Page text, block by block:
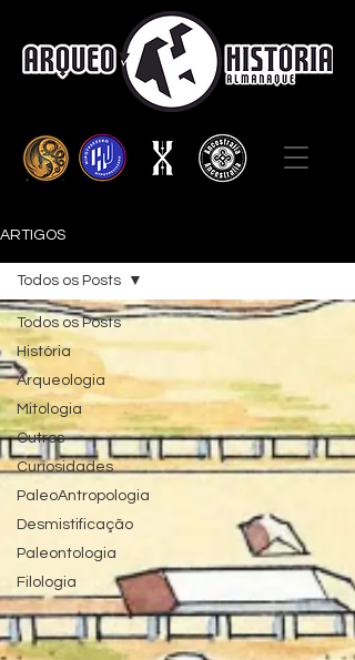
ARTIGOS
Todos os Posts
História
Arqueologia
Mitologia
Outros
Curiosidades
PaleoAntropologia
Desmistificação
Paleontologia
Filologia
Todos os Posts